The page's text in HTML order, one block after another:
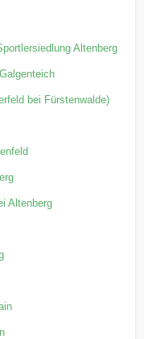
Altenberg
bei Fürstenwalde)
Altenberg